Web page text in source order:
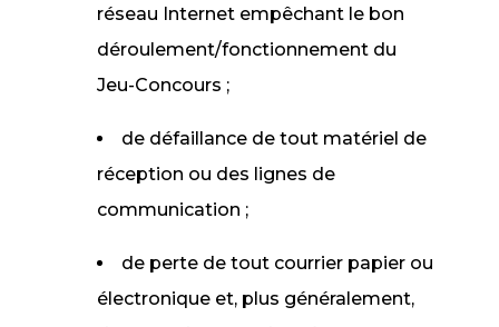
réseau Internet empêchant le bon
déroulement/fonctionnement du
Jeu-Concours ;
de défaillance de tout matériel de
réception ou des lignes de
communication ;
de perte de tout courrier papier ou
électronique et, plus généralement,